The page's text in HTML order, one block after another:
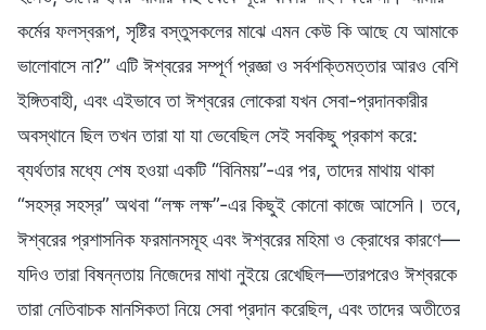
কর্মের ফলস্বরূপ, সৃষ্টির বস্তুসকলের মাঝে এমন কেউ কি আছে যে আমাকে
ভালোবাসে না?” এটি ঈশ্বরের সম্পূর্ণ প্রজ্ঞা ও সর্বশক্তিমত্তার আরও বেশি
ইঙ্গিতবাহী, এবং এইভাবে তা ঈশ্বরের লোকেরা যখন সেবা-প্রদানকারীর
অবস্থানে ছিল তখন তারা যা যা ভেবেছিল সেই সবকিছু প্রকাশ করে:
ব্যর্থতার মধ্যে শেষ হওয়া একটি “বিনিময়”-এর পর, তাদের মাথায় থাকা
“সহস্র সহস্র” অথবা “লক্ষ লক্ষ”-এর কিছুই কোনো কাজে আসেনি। তবে,
ঈশ্বরের প্রশাসনিক ফরমানসমূহ এবং ঈশ্বরের মহিমা ও ক্রোধের কারণে—
যদিও তারা বিষন্নতায় নিজেদের মাথা নুইয়ে রেখেছিল—তারপরেও ঈশ্বরকে
তারা নেতিবাচক মানসিকতা নিয়ে সেবা প্রদান করেছিল, এবং তাদের অতীতের